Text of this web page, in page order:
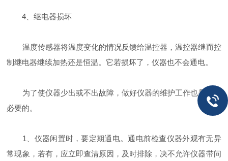
4、继电器损坏
温度传感器将温度变化的情况反馈给温控器，温控器继而控
制继电器继续加热还是恒温。它若损坏了，仪器也不会通电。
为了使仪器少出或不出故障，做好仪器的维护工作也是非常
必要的。
1、仪器闲置时，要定期通电。通电前检查仪器外观有无异
常现象，若有，应立即查清原因，及时排除，决不允许仪器带问